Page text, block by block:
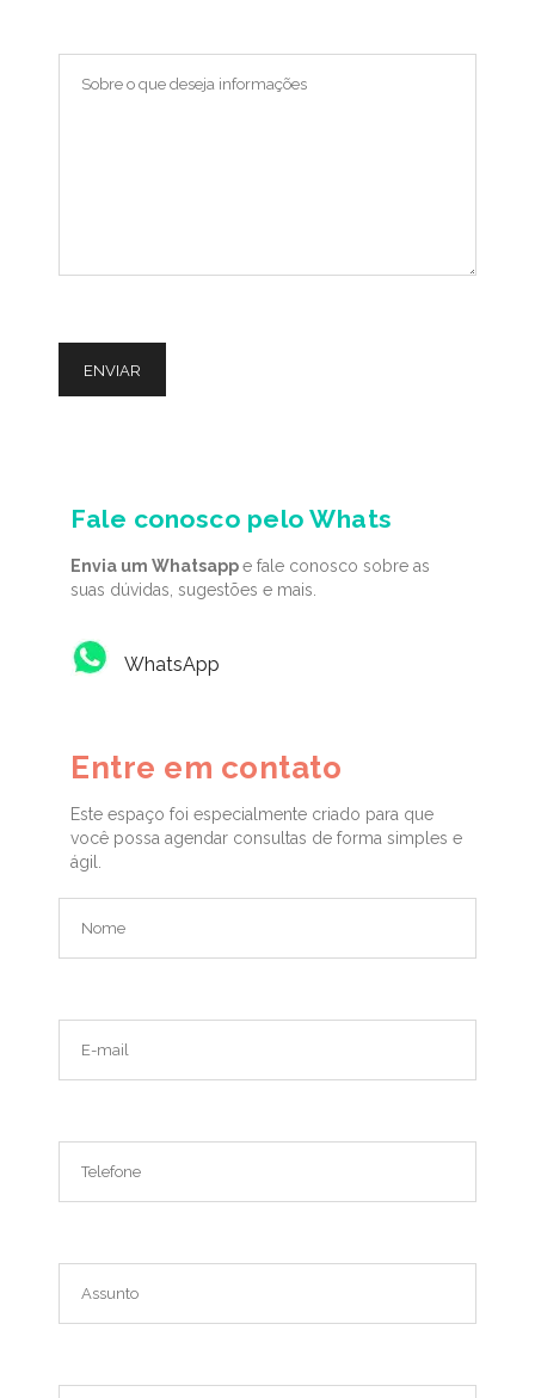
Fale conosco pelo Whats
Envia um Whatsappe fale conosco sobre as
suas dúvidas, sugestões e mais.
WhatsApp
Entre em contato
Este espaço foi especialmente criado para que
você possa agendar consultas de forma simples e
ágil.